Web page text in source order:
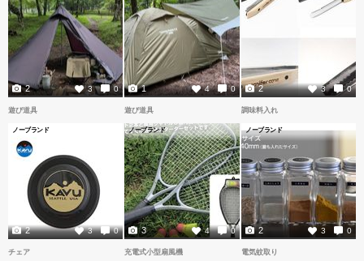
3 0
2 4 0
1 3 0
2
遊び道具
ノーブランド
3 0
2
遊び道具
ノーブランド
4 0
3
調味料入れ
ノーブランド
3 0
2
チェア 充電式小型扇風機 電気蚊取り